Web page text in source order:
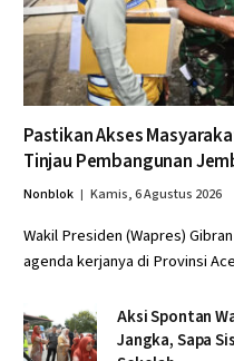
Pastikan Akses
Tinjau Pembangunan
Nonblok Kamis, 6 Agustus 2026
Wakil Presiden (Wapres)
agenda kerjanya di Provinsi
Aksi Spontan
Jangka, Sapa